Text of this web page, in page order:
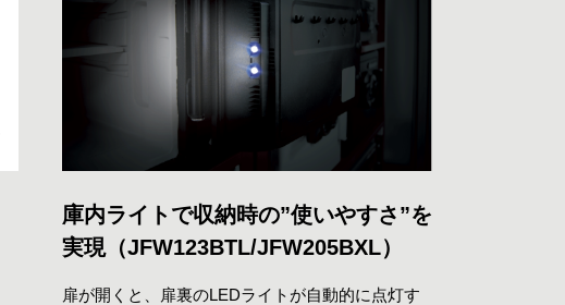
庫内ライトで収納時の”使いやすさ”を
実現（JFW123BTL/JFW205BXL）
扉が開くと、扉裏のLEDライトが自動的に点灯す